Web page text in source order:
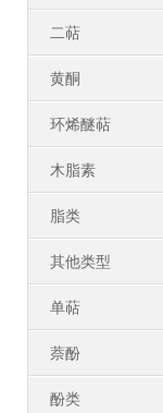
二萜
黄酮
环烯醚萜
木脂素
脂类
其他类型
单萜
萘酚
酚类